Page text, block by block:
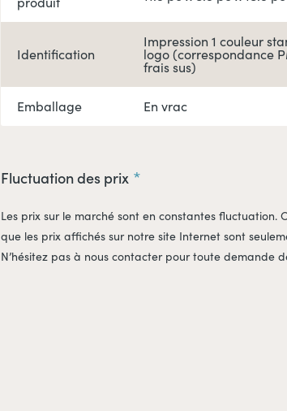
Identification
Impression 1 couleur
logo (correspondance
frais sus)
Emballage En vrac
Fluctuation des prix
Les prix sur le marché sont en constantes fluctuation.
que les prix affichés sur notre site Internet sont
N’hésitez pas à nous contacter pour toute demande